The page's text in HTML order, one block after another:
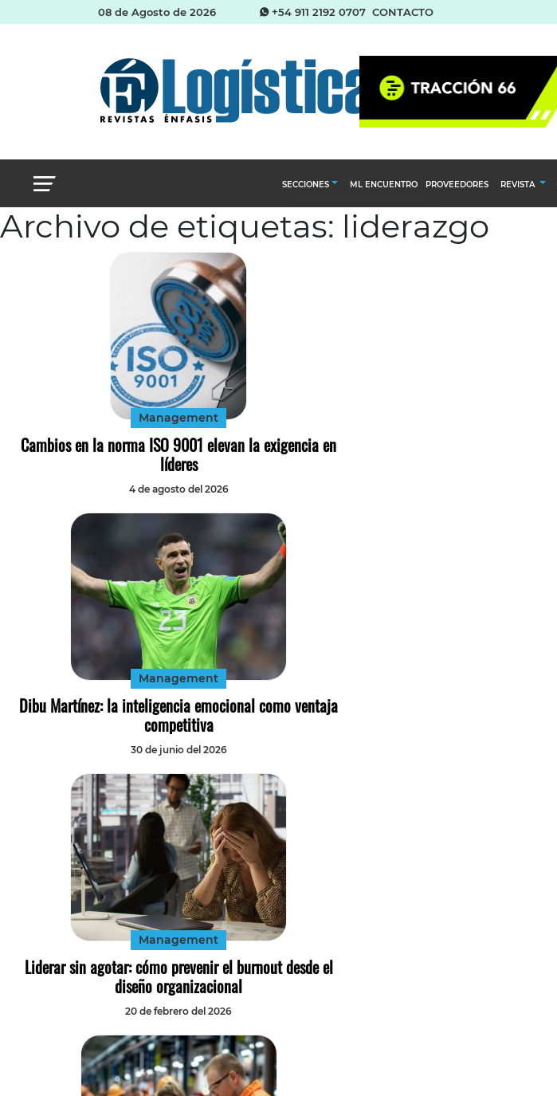
08 de Agosto de 2026 +54 911 2192 0707 CONTACTO
SECCIONES
Abastecimiento y compras
ML ENCUENTRO PROVEEDORES REVISTA
Archivo de etiquetas: liderazgo
Management
Cambios en la norma ISO 9001 elevan la exigencia en
líderes
4 de agosto del 2026
Management
Dibu Martínez: la inteligencia emocional como ventaja
competitiva
30 de junio del 2026
Management
Liderar sin agotar: cómo prevenir el burnout desde el
diseño organizacional
20 de febrero del 2026